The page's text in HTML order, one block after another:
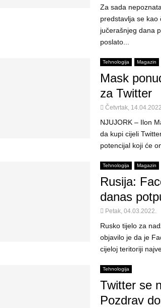
Za sada
predstavlja se kao
jučerašnjeg dana
poslato...
Tehnologija Magazin
Mask
za Twitter
Četvrtak,
NJUJORK – Ilon
da kupi cijeli
potencijal koji će
Tehnologija Magazin
Rusija:
danas
Petak, 04.03.2022.
Rusko tijelo za
objavilo je da je
cijeloj teritoriji
Tehnologija
Twitter se
Pozdrav